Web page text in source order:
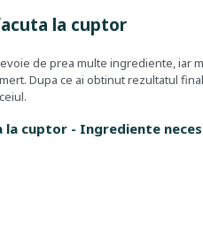
la cuptor
de prea multe ingrediente, iar
Dupa ce ai obtinut rezultatul
la cuptor - Ingrediente